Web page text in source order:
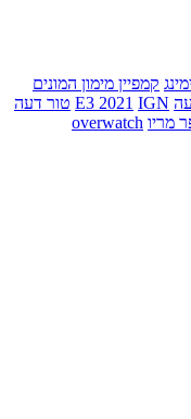
קמפיין מימון המונים
E3 2021 IGN
טור דעה
מריו overwatch